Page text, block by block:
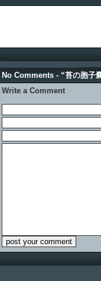
No Comments - “苔の胞子
Write a Comment